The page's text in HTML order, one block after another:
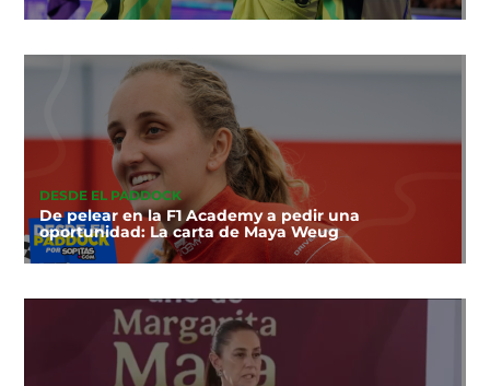
DESDE EL PADDOCK
De pelear en la F1 Academy a pedir una
oportunidad: La carta de Maya Weug